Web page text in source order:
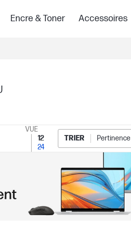
Encre & Toner Accessoires
VUE
12
24
TRIER Pertinence